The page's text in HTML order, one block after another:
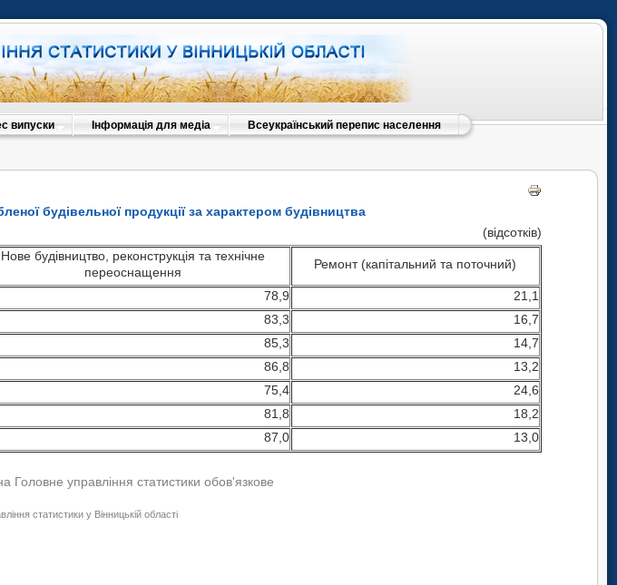
випуски Інформація для медіа Всеукраїнський перепис населення
будівельної продукції за характером будівництва
(відсотків)
Нове будівництво, реконструкція та технічне
переоснащення
Ремонт (капітальний та поточний)
78,9
21,1
83,3
16,7
85,3
14,7
86,8
13,2
75,4
24,6
81,8
18,2
87,0 13,0
Головне управління статистики обов'язкове
статистики у Вінницькій області